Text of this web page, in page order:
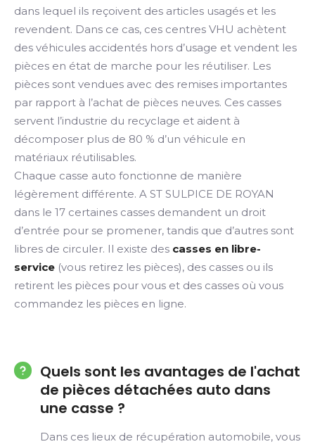
dans lequel ils reçoivent des articles usagés et les
revendent. Dans ce cas, ces centres VHU achètent
des véhicules accidentés hors d’usage et vendent les
pièces en état de marche pour les réutiliser. Les
pièces sont vendues avec des remises importantes
par rapport à l’achat de pièces neuves. Ces casses
servent l’industrie du recyclage et aident à
décomposer plus de 80 % d’un véhicule en
matériaux réutilisables.
Chaque casse auto fonctionne de manière
légèrement différente. A ST SULPICE DE ROYAN
dans le 17 certaines casses demandent un droit
d’entrée pour se promener, tandis que d’autres sont
libres de circuler. Il existe des casses en libre-
service (vous retirez les pièces), des casses ou ils
retirent les pièces pour vous et des casses où vous
commandez les pièces en ligne.
Quels sont les avantages de l'achat
de pièces détachées auto dans
une casse ?
Dans ces lieux de récupération automobile, vous